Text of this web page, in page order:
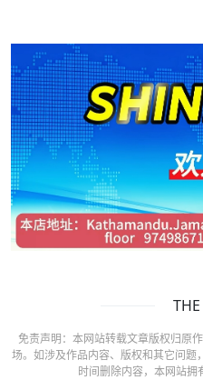
免责声明：本网站转载文章版权归原
场。如涉及作品内容、版权和其它问
时间删除内容，本网站拥